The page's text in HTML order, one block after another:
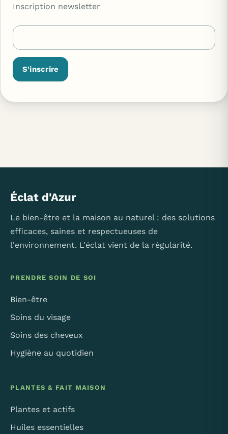
Inscription newsletter
S'inscrire
Éclat d'Azur
Le bien-être et la maison au naturel : des solutions
efficaces, saines et respectueuses de
l'environnement. L'éclat vient de la régularité.
PRENDRE SOIN DE SOI
Bien-être
Soins du visage
Soins des cheveux
Hygiène au quotidien
PLANTES & FAIT MAISON
Plantes et actifs
Huiles essentielles